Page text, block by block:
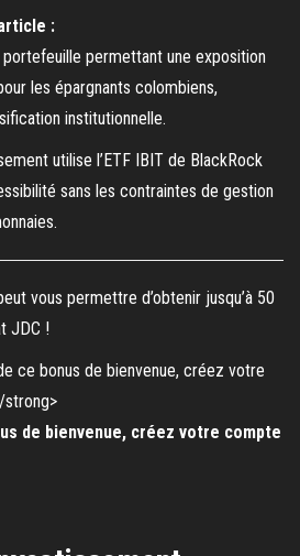
:
portefeuille permettant une exposition
les épargnants colombiens,
institutionnelle.
utilise l’ETF IBIT de BlackRock
sans les contraintes de gestion
vous permettre d’obtenir jusqu’à 50
JDC !
de bienvenue, créez votre compte